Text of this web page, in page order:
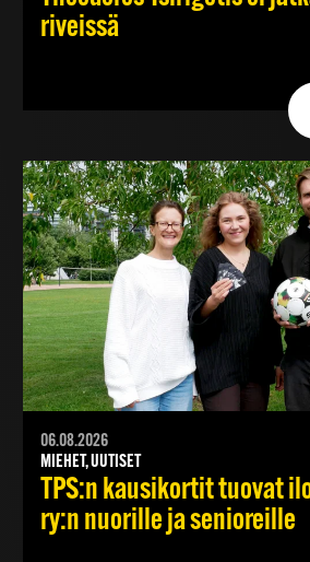
riveissä
06.08.2026
MIEHET, UUTISET
TPS:n kausikortit tuovat
ry:n nuorille ja senioreille